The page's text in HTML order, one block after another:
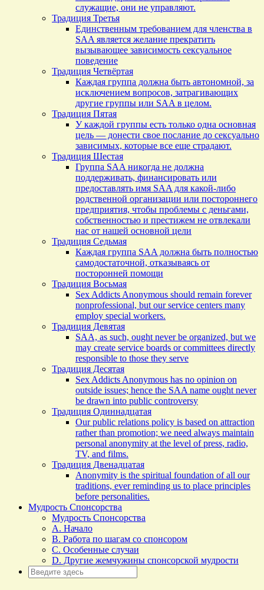
служащие, они не управляют.
Традиция Третья
Единственным требованием для членства в
SAA является желание прекратить
вызывающее зависимость сексуальное
поведение
Традиция Четвёртая
Каждая группа должна быть автономной, за
исключением вопросов, затрагивающих
другие группы или SAA в целом.
Традиция Пятая
У каждой группы есть только одна основная
цель — донести свое послание до сексуально
зависимых, которые все еще страдают.
Традиция Шестая
Группа SAA никогда не должна
поддерживать, финансировать или
предоставлять имя SAA для какой-либо
родственной организации или постороннего
предприятия, чтобы проблемы с деньгами,
собственностью и престижем не отвлекали
нас от нашей основной цели
Традиция Седьмая
Каждая группа SAA должна быть полностью
самодостаточной, отказываясь от
посторонней помощи
Традиция Восьмая
Sex Addicts Anonymous should remain forever
nonprofessional, but our service centers many
employ special workers.
Традиция Девятая
SAA, as such, ought never be organized, but we
may create service boards or committees directly
responsible to those they serve
Традиция Десятая
Sex Addicts Anonymous has no opinion on
outside issues; hence the SAA name ought never
be drawn into public controversy
Традиция Одиннадцатая
Our public relations policy is based on attraction
rather than promotion; we need always maintain
personal anonymity at the level of press, radio,
TV, and films.
Традиция Двенадцатая
Anonymity is the spiritual foundation of all our
traditions, ever reminding us to place principles
before personalities.
Мудрость Спонсорства
Мудрость Спонсорства
A. Начало
B. Работа по шагам со спонсором
C. Особенные случаи
D. Другие жемчужины спонсорской мудрости